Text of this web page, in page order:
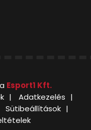
Esport1 Kft.
Adatkezelés
Sütibeállítások